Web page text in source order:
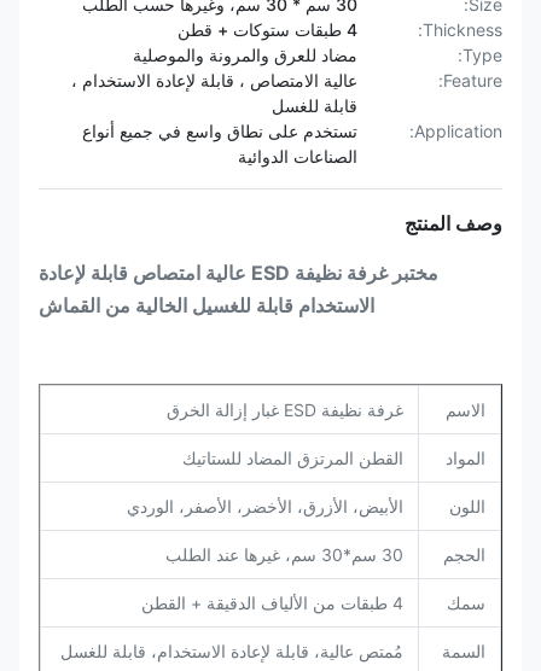
Size:
30 سم * 30 سم، وغيرها حسب الطلب
Thickness:
4 طبقات ستوكات + قطن
Type:
مضاد للعرق والمرونة والموصلية
Feature:
عالية الامتصاص ، قابلة لإعادة الاستخدام ،
قابلة للغسل
Application:
تستخدم على نطاق واسع في جميع أنواع
الصناعات الدوائية
وصف المنتج
مختبر غرفة نظيفة ESD عالية امتصاص قابلة لإعادة
الاستخدام قابلة للغسيل الخالية من القماش
الاسم غرفة نظيفة ESD غبار إزالة الخرق
المواد القطن المرتزق المضاد للستاتيك
اللون الأبيض، الأزرق، الأخضر، الأصفر، الوردي
الحجم 30 سم*30 سم، غيرها عند الطلب
سمك 4 طبقات من الألياف الدقيقة + القطن
السمة مُمتص عالية، قابلة لإعادة الاستخدام، قابلة للغسل